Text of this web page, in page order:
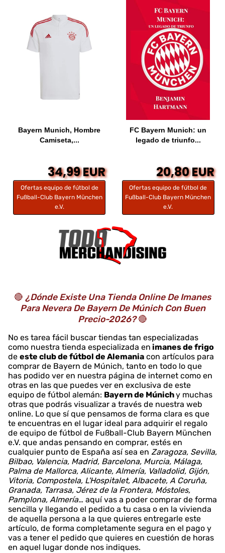
Bayern Munich, Hombre
Camiseta,...
34,99 EUR
Ofertas equipo de fútbol de
Fußball-Club Bayern München
e.V.
FC Bayern Munich: un
legado de triunfo...
20,80 EUR
Ofertas equipo de fútbol de
Fußball-Club Bayern München
e.V.
🔴 ¿Dónde Existe Una Tienda Online De Imanes
Para Nevera De Bayern De Múnich Con Buen
Precio-2026?🔴
No es tarea fácil buscar tiendas tan especializadas
como nuestra tienda especializada en imanes de frigo
de este club de fútbol de Alemania con artículos para
comprar de Bayern de Múnich, tanto en todo lo que
has podido ver en nuestra página de internet como en
otras en las que puedes ver en exclusiva de este
equipo de fútbol alemán: Bayern de Múnichy muchas
otras que podrás visualizar a través de nuestra web
online. Lo que sí que pensamos de forma clara es que
te encuentras en el lugar ideal para adquirir el regalo
de equipo de fútbol de Fußball-Club Bayern München
e.V. que andas pensando en comprar, estés en
cualquier punto de España así sea en Zaragoza, Sevilla,
Bilbao, Valencia, Madrid, Barcelona, Murcia, Málaga,
Palma de Mallorca, Alicante, Almería, Valladolid, Gijón,
Vitoria, Compostela, L'Hospitalet, Albacete, A Coruña,
Granada, Tarrasa, Jérez de la Frontera, Móstoles,
Pamplona, Almería… aquí vas a poder comprar de forma
sencilla y llegando el pedido a tu casa o en la vivienda
de aquella persona a la que quieres entregarle este
artículo, de forma completamente segura en el pago y
vas a tener el pedido que quieres en cuestión de horas
en aquel lugar donde nos indiques.